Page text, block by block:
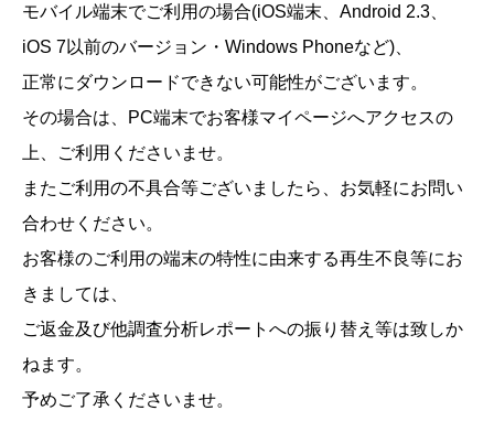
モバイル端末でご利用の場合(iOS端末、Android 2.3、
iOS 7以前のバージョン・Windows Phoneなど)、
正常にダウンロードできない可能性がございます。
その場合は、PC端末でお客様マイページへアクセスの
上、ご利用くださいませ。
またご利用の不具合等ございましたら、お気軽にお問い
合わせください。
お客様のご利用の端末の特性に由来する再生不良等にお
きましては、
ご返金及び他調査分析レポートへの振り替え等は致しか
ねます。
予めご了承くださいませ。